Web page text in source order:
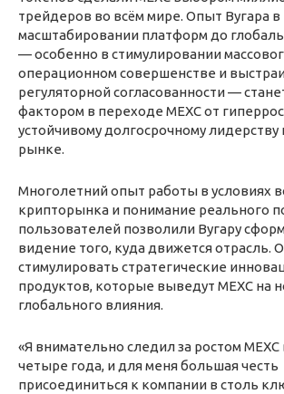
трейдеров во всём мире. Опыт Вугара в
масштабировании платформ до
— особенно в стимулировании
операционном совершенстве и
регуляторной согласованности —
фактором в переходе MEXC от
устойчивому долгосрочному лидерству
рынке.
Многолетний опыт работы в условиях
крипторынка и понимание реального
пользователей позволили Вугару
видение того, куда движется отрасль.
стимулировать стратегические
продуктов, которые выведут MEXC на
глобального влияния.
«Я внимательно следил за ростом
четыре года, и для меня большая честь
присоединиться к компании в столь